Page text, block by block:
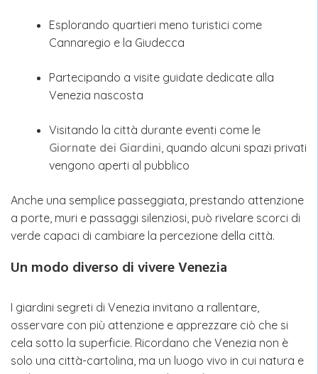
Esplorando quartieri meno turistici come
Cannaregio e la Giudecca
Partecipando a visite guidate dedicate alla
Venezia nascosta
Visitando la città durante eventi come le
Giornate dei Giardini, quando alcuni spazi privati
vengono aperti al pubblico
Anche una semplice passeggiata, prestando attenzione
a porte, muri e passaggi silenziosi, può rivelare scorci di
verde capaci di cambiare la percezione della città.
Un modo diverso di vivere Venezia
I giardini segreti di Venezia invitano a rallentare,
osservare con più attenzione e apprezzare ciò che si
cela sotto la superficie. Ricordano che Venezia non è
solo una città-cartolina, ma un luogo vivo in cui natura e